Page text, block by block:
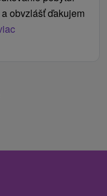
obvzlášť ďakujem